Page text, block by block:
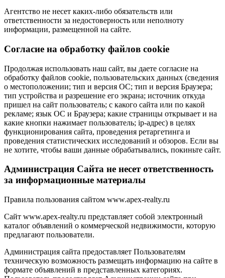
Агентство не несет каких-либо обязательств или
ответственности за недостоверность или неполноту
информации, размещенной на сайте.
Cогласие на обработку файлов cookie
Продолжая использовать наш сайт, вы даете согласие на
обработку файлов cookie, пользовательских данных (сведения
о местоположении; тип и версия ОС; тип и версия Браузера;
тип устройства и разрешение его экрана; источник откуда
пришел на сайт пользователь; с какого сайта или по какой
рекламе; язык ОС и Браузера; какие страницы открывает и на
какие кнопки нажимает пользователь; ip-адрес) в целях
функционирования сайта, проведения ретаргетинга и
проведения статистических исследований и обзоров. Если вы
не хотите, чтобы ваши данные обрабатывались, покиньте сайт.
Администрация Сайта не несет ответственность
за информационные материалы
Правила пользования сайтом www.apex-realty.ru
Сайт www.apex-realty.ru представляет собой электронный
каталог объявлений о коммерческой недвижимости, которую
предлагают пользователи.
Администрация сайта предоставляет Пользователям
техническую возможность размещать информацию на сайте в
формате объявлений в представленных категориях.